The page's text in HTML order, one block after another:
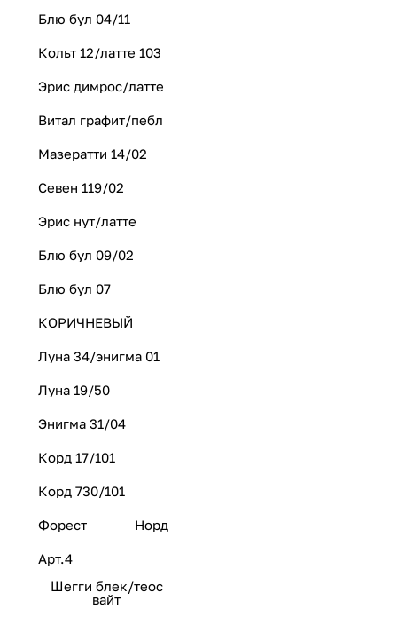
Блю бул 04/11
Кольт 12/латте 103
Эрис димрос/латте
Витал графит/пебл
Мазератти 14/02
Севен 119/02
Эрис нут/латте
Блю бул 09/02
Блю бул 07
КОРИЧНЕВЫЙ
Луна 34/энигма 01
Луна 19/50
Энигма 31/04
Корд 17/101
Корд 730/101
Форест Норд
Арт.4
Шегги блек/теос
вайт